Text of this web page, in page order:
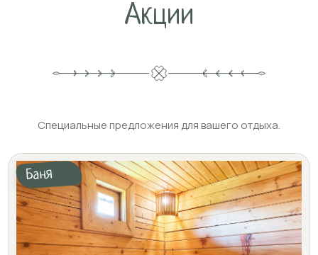
Акции
Специальные предложения для вашего отдыха.
Баня